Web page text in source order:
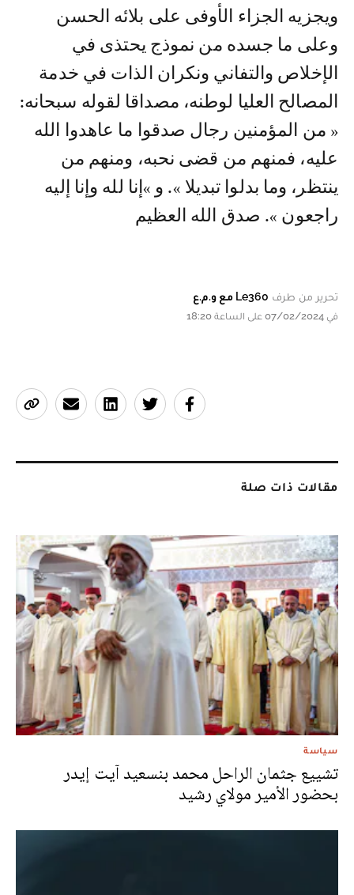
ويجزيه الجزاء الأوفى على بلائه الحسن
وعلى ما جسده من نموذج يحتذى في
الإخلاص والتفاني ونكران الذات في خدمة
المصالح العليا لوطنه، مصداقا لقوله سبحانه:
« من المؤمنين رجال صدقوا ما عاهدوا الله
عليه، فمنهم من قضى نحبه، ومنهم من
ينتظر، وما بدلوا تبديلا ». و »إنا لله وإنا إليه
راجعون ». صدق الله العظيم
تحرير من طرف Le360 مع و.م.ع
في 07/02/2024 على الساعة 18:20
مقالات ذات صلة
سياسة
تشييع جثمان الراحل محمد بنسعيد آيت إيدر
بحضور الأمير مولاي رشيد